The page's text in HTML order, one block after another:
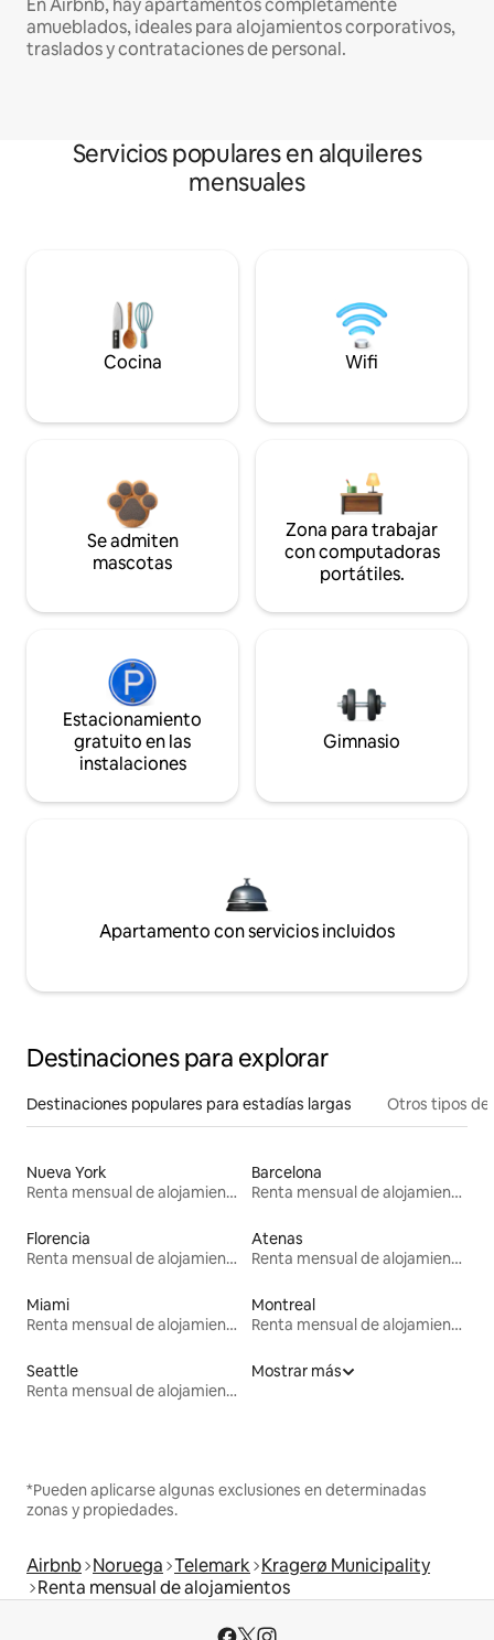
En Airbnb, hay apartamentos completamente
amueblados, ideales para alojamientos corporativos,
traslados y contrataciones de personal.
Servicios populares en alquileres
mensuales
Cocina Wifi
Se admiten
mascotas
Zona para trabajar
con computadoras
portátiles.
Estacionamiento
gratuito en las
instalaciones
Gimnasio
Apartamento con servicios incluidos
Destinaciones para explorar
Destinaciones populares para estadías largas Otros tipos de
Nueva York
Renta mensual de alojamientos
Barcelona
Renta mensual de alojamientos
Florencia
Renta mensual de alojamientos
Atenas
Renta mensual de alojamientos
Miami
Renta mensual de alojamientos
Montreal
Renta mensual de alojamientos
Seattle
Renta mensual de alojamientos
Mostrar más
*Pueden aplicarse algunas exclusiones en determinadas
zonas y propiedades.
Airbnb Noruega Telemark Kragerø Municipality
Renta mensual de alojamientos